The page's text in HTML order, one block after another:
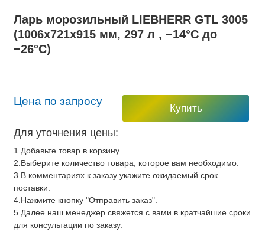
Ларь морозильный LIEBHERR GTL 3005
(1006х721х915 мм, 297 л , −14°C до
−26°C)
Цена по запросу
Купить
Для уточнения цены:
1.Добавьте товар в корзину.
2.Выберите количество товара, которое вам необходимо.
3.В комментариях к заказу укажите ожидаемый срок
поставки.
4.Нажмите кнопку "Отправить заказ".
5.Далее наш менеджер свяжется с вами в кратчайшие сроки
для консультации по заказу.